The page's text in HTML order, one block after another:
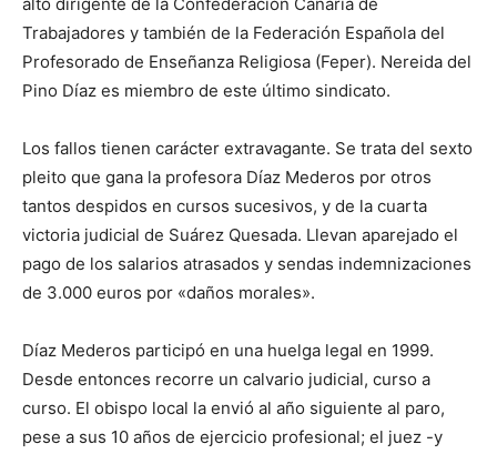
alto dirigente de la Confederación Canaria de
Trabajadores y también de la Federación Española del
Profesorado de Enseñanza Religiosa (Feper). Nereida del
Pino Díaz es miembro de este último sindicato.
Los fallos tienen carácter extravagante. Se trata del sexto
pleito que gana la profesora Díaz Mederos por otros
tantos despidos en cursos sucesivos, y de la cuarta
victoria judicial de Suárez Quesada. Llevan aparejado el
pago de los salarios atrasados y sendas indemnizaciones
de 3.000 euros por «daños morales».
Díaz Mederos participó en una huelga legal en 1999.
Desde entonces recorre un calvario judicial, curso a
curso. El obispo local la envió al año siguiente al paro,
pese a sus 10 años de ejercicio profesional; el juez -y